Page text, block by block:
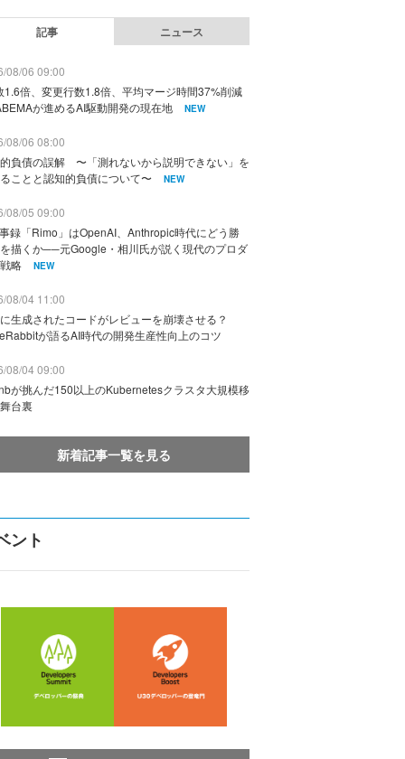
記事 ニュース
08/06 09:00
1.6倍、変更行数1.8倍、平均マージ時間37%削減
が進めるAI駆動開発の現在地
NEW
08/06 08:00
負債の誤解 〜「測れないから説明できない」を
ことと認知的負債について〜
NEW
08/05 09:00
録「Rimo」はOpenAI、Anthropic時代にどう勝
描くか──元Google・相川氏が説く現代のプロダ
略
NEW
08/04 11:00
生成されたコードがレビューを崩壊させる？
が語るAI時代の開発生産性向上のコツ
08/04 09:00
が挑んだ150以上のKubernetesクラスタ大規模移
台裏
新着記事一覧を見る
ント